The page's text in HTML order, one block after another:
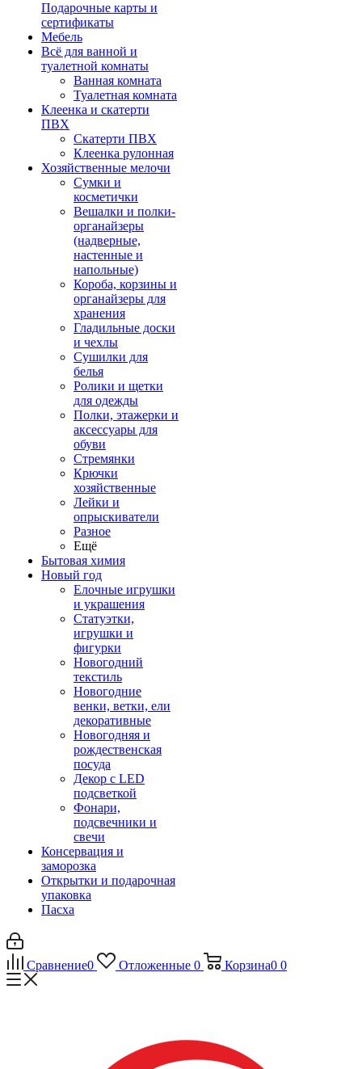
Подарочные карты и
сертификаты
Мебель
Всё для ванной и
туалетной комнаты
Ванная комната
Туалетная комната
Клеенка и скатерти
ПВХ
Скатерти ПВХ
Клеенка рулонная
Хозяйственные мелочи
Сумки и
косметички
Вешалки и полки-
органайзеры
(надверные,
настенные и
напольные)
Короба, корзины и
органайзеры для
хранения
Гладильные доски
и чехлы
Сушилки для
белья
Ролики и щетки
для одежды
Полки, этажерки и
аксессуары для
обуви
Стремянки
Крючки
хозяйственные
Лейки и
опрыскиватели
Разное
Ещё
Бытовая химия
Новый год
Елочные игрушки
и украшения
Статуэтки,
игрушки и
фигурки
Новогодний
текстиль
Новогодние
венки, ветки, ели
декоративные
Новогодняя и
рождественская
посуда
Декор с LED
подсветкой
Фонари,
подсвечники и
свечи
Консервация и
заморозка
Открытки и подарочная
упаковка
Пасха
Сравнение0 Отложенные 0 Корзина0 0